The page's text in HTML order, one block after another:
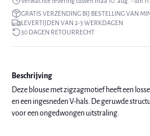
GRATIS VERZENDING BIJ BESTELLING VAN
LEVERTIJDEN VAN 2-3 WERKDAGEN
30 DAGEN RETOURRECHT
Beschrijving
Deze blouse met zigzagmotief heeft een
en een ingesneden V-hals. De geruwde
voor een ongedwongen uitstraling.